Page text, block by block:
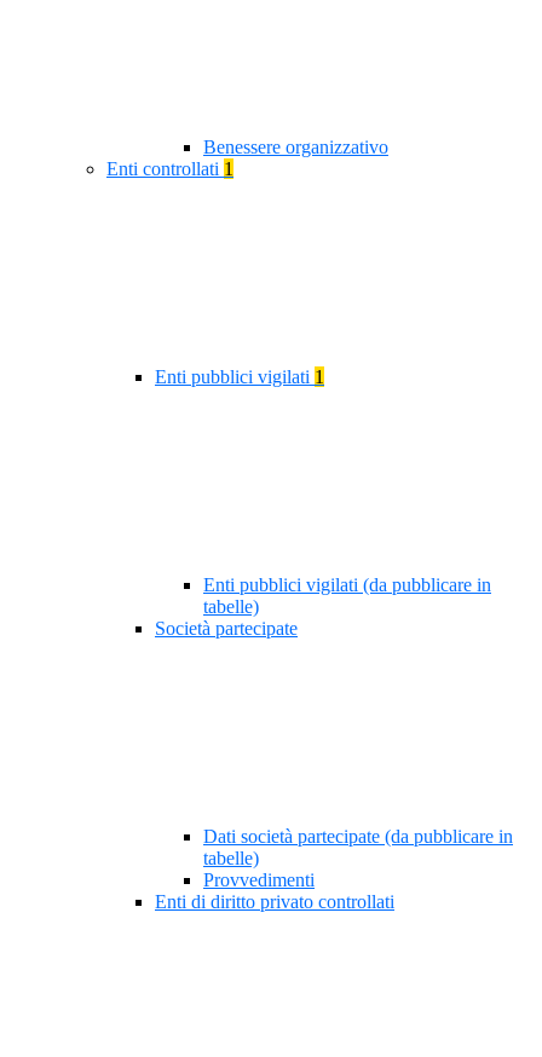
Benessere organizzativo
Enti controllati 1
Enti pubblici vigilati 1
Enti pubblici vigilati (da pubblicare in
tabelle)
Società partecipate
Dati società partecipate (da pubblicare in
tabelle)
Provvedimenti
Enti di diritto privato controllati